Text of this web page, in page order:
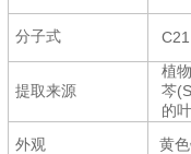
分子式
提取来源
植
芩
的叶
外观
黄